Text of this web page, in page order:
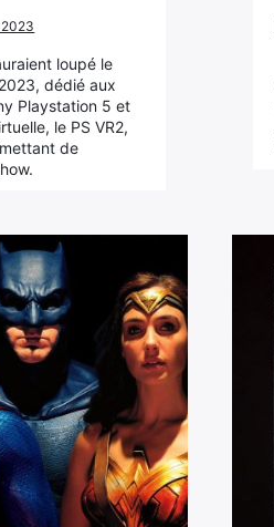
loupé le
dédié aux
Playstation 5 et
le PS VR2,
de